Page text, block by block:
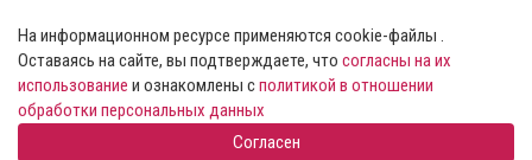
На информационном ресурсе применяются cookie-файлы .
Оставаясь на сайте, вы подтверждаете, что согласны на их
использование и ознакомлены сполитикой в отношении
обработки персональных данных
Согласен